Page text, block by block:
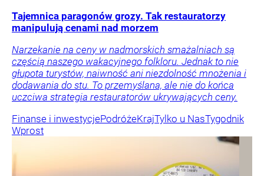
Tajemnica paragonów grozy. Tak restauratorzy
manipulują cenami nad morzem
Narzekanie na ceny w nadmorskich smażalniach są
częścią naszego wakacyjnego folkloru. Jednak to nie
głupota turystów, naiwność ani niezdolność mnożenia i
dodawania do stu. To przemyślana, ale nie do końca
uczciwa strategia restauratorów ukrywających ceny.
Finanse i inwestycjePodróżeKrajTylko u NasTygodnik
Wprost